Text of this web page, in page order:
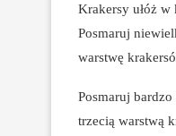
Krakersy ułóż
Posmaruj
warstwę
Posmaruj
trzecią warstwą